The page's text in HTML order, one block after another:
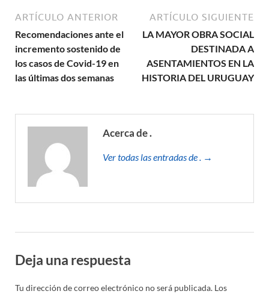
ARTÍCULO ANTERIOR
Recomendaciones ante el
incremento sostenido de
los casos de Covid-19 en
las últimas dos semanas
ARTÍCULO SIGUIENTE
LA MAYOR OBRA SOCIAL
DESTINADA A
ASENTAMIENTOS EN LA
HISTORIA DEL URUGUAY
Acerca de .
Ver todas las entradas de . →
Deja una respuesta
Tu dirección de correo electrónico no será publicada. Los